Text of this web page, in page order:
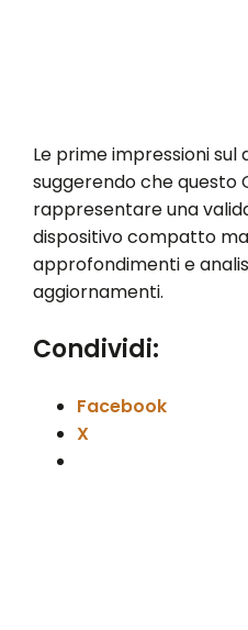
Le prime impressioni sul
suggerendo che
rappresentare una
dispositivo compatto
approfondimenti e
aggiornamenti.
Condividi:
Facebook
X